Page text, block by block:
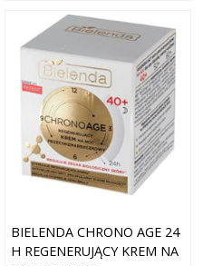
BIELENDA CHRONO AGE 24
H REGENERUJĄCY KREM NA